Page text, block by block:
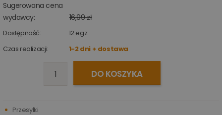
Sugerowana cena
wydawcy:
16,99 zł
Dostępność: 12egz.
Czas realizacji:
1-2 dni + dostawa
DO KOSZYKA
Przesyłki